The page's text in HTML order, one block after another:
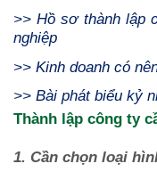
>> Hồ sơ thành lập
nghiệp
>> Kinh doanh có
>> Bài phát biểu kỷ
Thành lập công ty
1. Cần chọn loại